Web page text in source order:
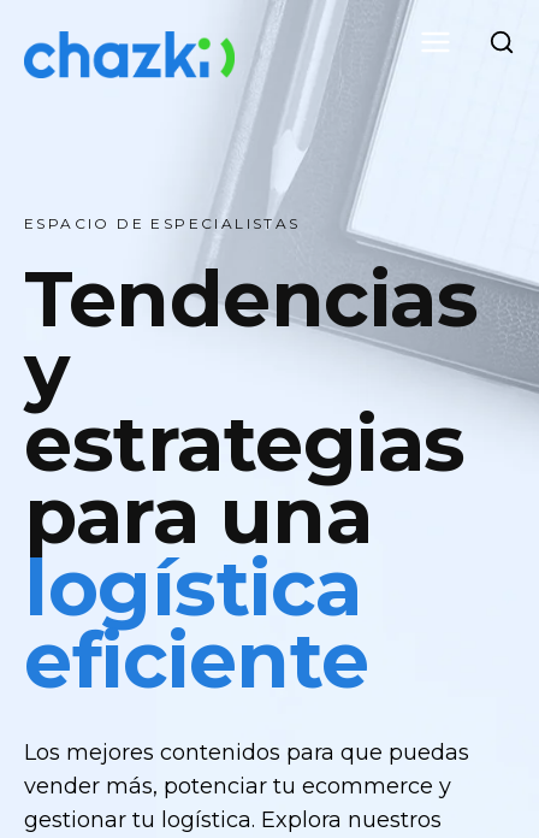
ESPACIO DE ESPECIALISTAS
Tendencias
y
estrategias
para una
logística
eficiente
Los mejores contenidos para que puedas
vender más, potenciar tu ecommerce y
gestionar tu logística. Explora nuestros